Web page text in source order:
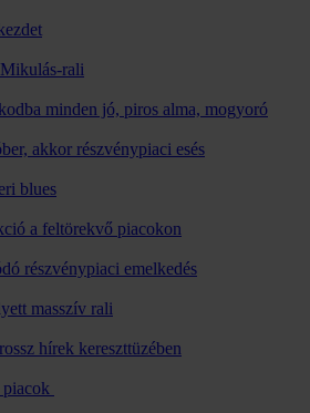
rali
minden jó, piros alma, mogyoró
akkor részvénypiaci esés
blues
a feltörekvő piacokon
részvénypiaci emelkedés
masszív rali
hírek kereszttüzében